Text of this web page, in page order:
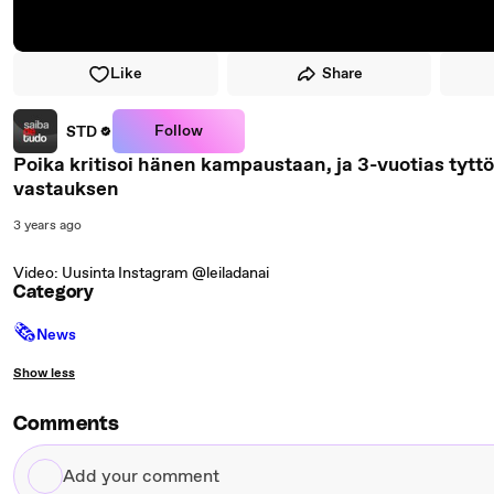
Like Share
STD Follow
Poika kritisoi hänen kampaustaan, ja 3-vuotias
vastauksen
3 years ago
Video: Uusinta Instagram @leiladanai
Category
🗞News
Show less
Comments
Add